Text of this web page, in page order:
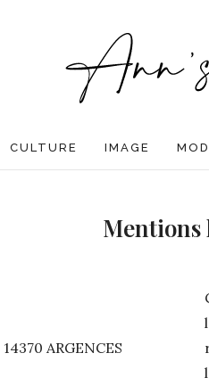
CULTURE IMAGE
Mentions
ARGENCES